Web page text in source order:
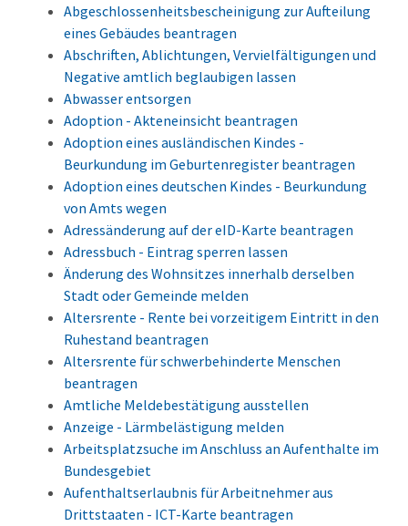
Abgeschlossenheitsbescheinigung zur Aufteilung
eines Gebäudes beantragen
Abschriften, Ablichtungen, Vervielfältigungen und
Negative amtlich beglaubigen lassen
Abwasser entsorgen
Adoption - Akteneinsicht beantragen
Adoption eines ausländischen Kindes -
Beurkundung im Geburtenregister beantragen
Adoption eines deutschen Kindes - Beurkundung
von Amts wegen
Adressänderung auf der eID-Karte beantragen
Adressbuch - Eintrag sperren lassen
Änderung des Wohnsitzes innerhalb derselben
Stadt oder Gemeinde melden
Altersrente - Rente bei vorzeitigem Eintritt in den
Ruhestand beantragen
Altersrente für schwerbehinderte Menschen
beantragen
Amtliche Meldebestätigung ausstellen
Anzeige - Lärmbelästigung melden
Arbeitsplatzsuche im Anschluss an Aufenthalte im
Bundesgebiet
Aufenthaltserlaubnis für Arbeitnehmer aus
Drittstaaten - ICT-Karte beantragen